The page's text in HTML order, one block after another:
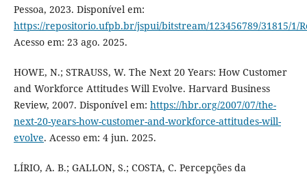
Pessoa, 2023. Disponível em:
https://repositorio.ufpb.br/jspui/bitstream/123456789/31815/1/
Acesso em: 23 ago. 2025.
HOWE, N.; STRAUSS, W. The Next 20 Years: How Customer
and Workforce Attitudes Will Evolve. Harvard Business
Review, 2007. Disponível em: https://hbr.org/2007/07/the-
next-20-years-how-customer-and-workforce-attitudes-will-
evolve. Acesso em: 4 jun. 2025.
LÍRIO, A. B.; GALLON, S.; COSTA, C. Percepções da